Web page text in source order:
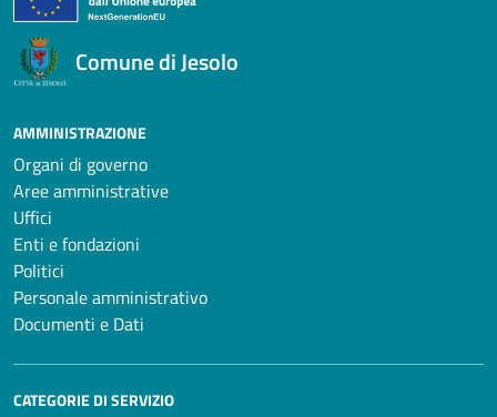
Comune di Jesolo
AMMINISTRAZIONE
Organi di governo
Aree amministrative
Uffici
Enti e fondazioni
Politici
Personale amministrativo
Documenti e Dati
CATEGORIE DI SERVIZIO